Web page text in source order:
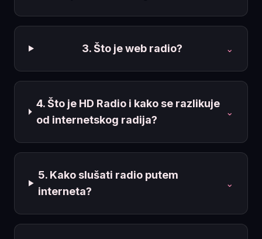
3. Što je web radio? ⌄
4. Što je HD Radio i kako se razlikuje
od internetskog radija?
⌄
5. Kako slušati radio putem
interneta?
⌄